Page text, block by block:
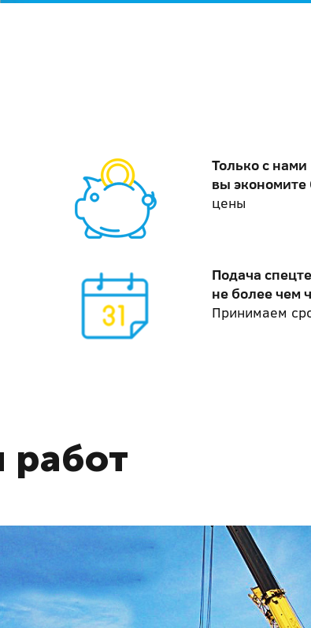
Только с нами
вы экономите
цены
Подача
не более чем
Принимаем
работ